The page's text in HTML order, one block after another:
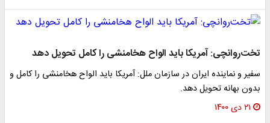
تخت‌روانچی: آمریکا باید الواح هخامنشی را کامل تحویل دهد
سفیر و نماینده ایران در سازمان ملل: آمریکا باید الواح هخامنشی را کامل و
بدون بهانه تحویل دهد.
۲۱ دی ۱۴۰۰